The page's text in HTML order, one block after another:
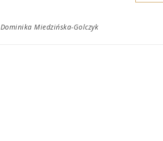
Dominika Miedzińska-Golczyk